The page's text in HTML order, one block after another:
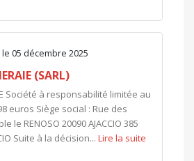
05 décembre 2025
(SARL)
Société à responsabilité limitée au
euros Siège social : Rue des
le RENOSO 20090 AJACCIO 385
Suite à la décision... Lire la suite